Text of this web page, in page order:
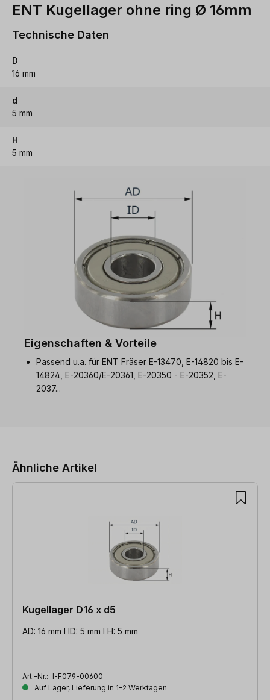
ENT Kugellager ohne ring Ø 16mm
Technische Daten
D
16 mm
d
5 mm
H
5 mm
Eigenschaften & Vorteile
Passend u.a. für ENT Fräser E-13470, E-14820 bis E-
14824, E-20360/E-20361, E-20350 - E-20352, E-
2037...
Ähnliche Artikel
Kugellager D16 x d5
AD: 16 mm l ID: 5 mm l H: 5 mm
Art.-Nr.: I-F079-00600
Auf Lager, Lieferung in 1-2 Werktagen